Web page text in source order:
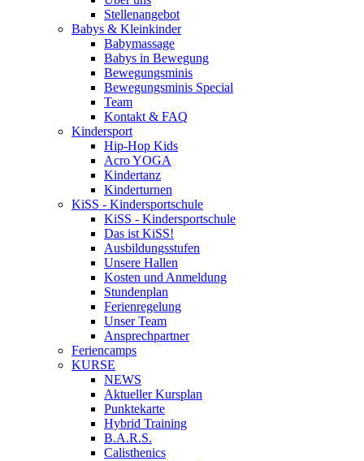
Stellenangebot
Babys & Kleinkinder
Babymassage
Babys in Bewegung
Bewegungsminis
Bewegungsminis Special
Team
Kontakt & FAQ
Kindersport
Hip-Hop Kids
Acro YOGA
Kindertanz
Kinderturnen
KiSS - Kindersportschule
KiSS - Kindersportschule
Das ist KiSS!
Ausbildungsstufen
Unsere Hallen
Kosten und Anmeldung
Stundenplan
Ferienregelung
Unser Team
Ansprechpartner
Feriencamps
KURSE
NEWS
Aktueller Kursplan
Punktekarte
Hybrid Training
B.A.R.S.
Calisthenics